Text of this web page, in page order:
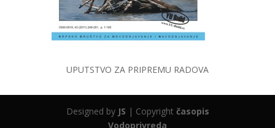
UPUTSTVO ZA PRIPREMU RADOVA
Designed by JS | Copyright časopis
Vodoprivreda